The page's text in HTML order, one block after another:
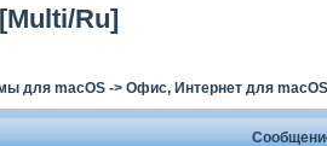
Ru]
для macOS-> Офис, Интернет для macOS